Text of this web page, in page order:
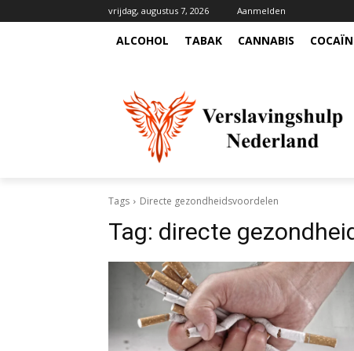
vrijdag, augustus 7, 2026 Aanmelden
ALCOHOL TABAK CANNABIS
Tags Directe gezondheidsvoordelen
Tag: directe